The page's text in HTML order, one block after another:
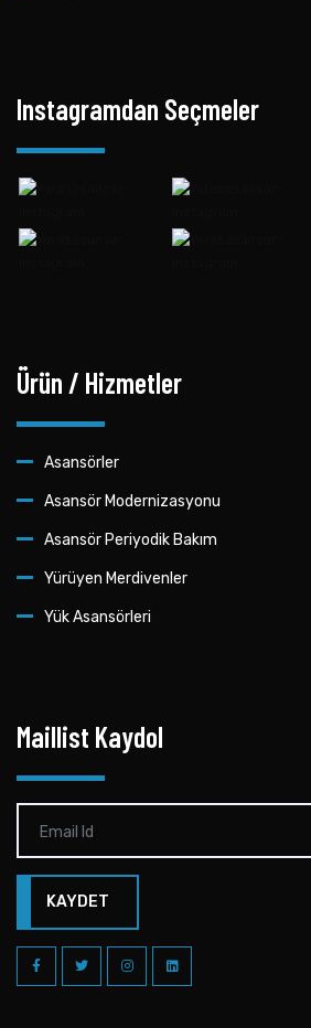
Instagramdan Seçmeler
Ürün / Hizmetler
Asansörler
Asansör Modernizasyonu
Asansör Periyodik Bakım
Yürüyen Merdivenler
Yük Asansörleri
Maillist Kaydol
KAYDET